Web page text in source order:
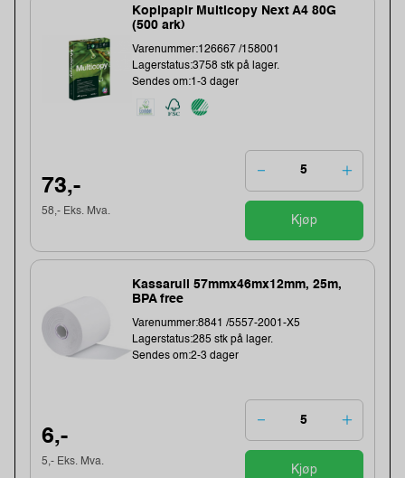
Kopipapir Multicopy Next A4 80G
(500 ark)
Varenummer:126667 /158001
Lagerstatus:3758 stk på lager.
Sendes om:1-3 dager
73,-
58,- Eks. Mva.
Kjøp
Kassarull 57mmx46mx12mm, 25m,
BPA free
Varenummer:8841 /5557-2001-X5
Lagerstatus:285 stk på lager.
Sendes om:2-3 dager
6,-
5,- Eks. Mva.
Kjøp